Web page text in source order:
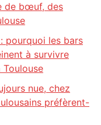
de bœuf, des
pourquoi les bars
à survivre
nue, chez
préfèrent-